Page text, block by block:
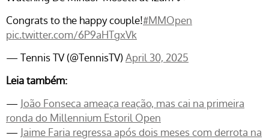
Congrats to the happy couple!#MMOpen
pic.twitter.com/6P9aHTgxVk
— Tennis TV (@TennisTV)April 30, 2025
Leia também:
— João Fonseca ameaça reação, mas cai na primeira
ronda do Millennium Estoril Open
— Jaime Faria regressa após dois meses com derrota na